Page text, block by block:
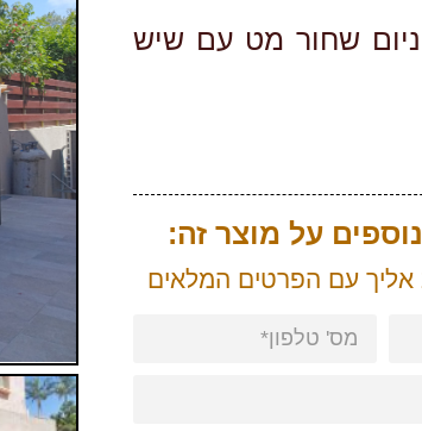
שחור מט עם שיש
על מוצר זה:
אליך עם הפרטים המלאים